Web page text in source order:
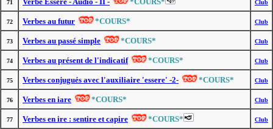
71 Club
72 Verbes au futur *COURS* Club
73 Verbes au passé simple *COURS* Club
74 Verbes au présent de l'indicatif *COURS* Club
75 Verbes conjugués avec l'auxiliaire 'essere' -2- *COURS* Club
76 Verbes en iare *COURS* Club
77 Verbes en ire : sentire et capire *COURS* Club